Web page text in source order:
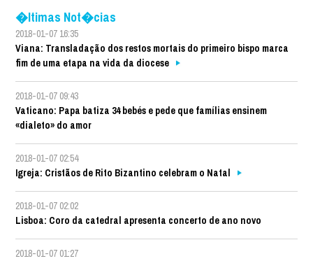
�ltimas Not�cias
2018-01-07 16:35
Viana: Transladação dos restos mortais do primeiro bispo marca
fim de uma etapa na vida da diocese
2018-01-07 09:43
Vaticano: Papa batiza 34 bebés e pede que famílias ensinem
«dialeto» do amor
2018-01-07 02:54
Igreja: Cristãos de Rito Bizantino celebram o Natal
2018-01-07 02:02
Lisboa: Coro da catedral apresenta concerto de ano novo
2018-01-07 01:27